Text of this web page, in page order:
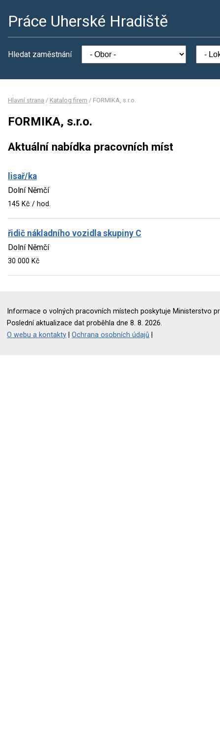
Práce Uherské Hradiště
Hledat zaměstnání
Hlavní strana / Katalog firem / FORMIKA, s.r.o.
FORMIKA, s.r.o.
Aktuální nabídka pracovních míst
lisař/ka
Dolní Němčí
145 Kč / hod.
řidič nákladního vozidla skupiny C
Dolní Němčí
30 000 Kč
Informace o volných pracovních místech poskytuje Ministerstvo
Poslední aktualizace dat proběhla dne 8. 8. 2026.
O webu a kontakty |Ochrana osobních údajů